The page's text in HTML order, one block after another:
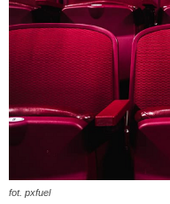
fot. pxfuel